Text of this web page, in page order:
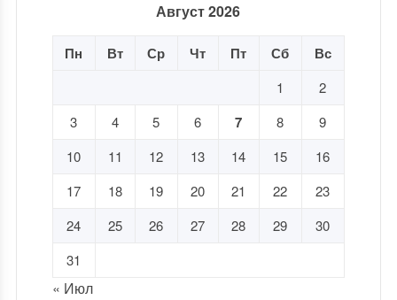
Август 2026
Пн Вт Ср Чт Пт Сб Вс
1
2
3
4 5 6 7 8
9
10
11 12 13 14 15
16
17
18 19 20 21 22
23
24
25 26 27 28 29
30
31
« Июл